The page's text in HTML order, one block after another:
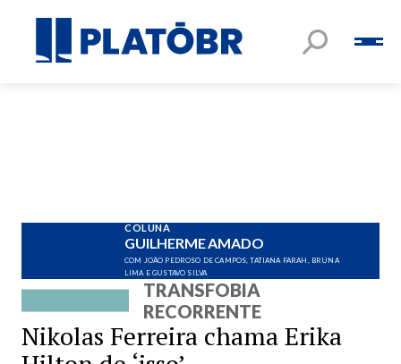
COLUNA
GUILHERME AMADO
COM JOÃO PEDROSO DE CAMPOS, TATIANA FARAH, BRUNA
LIMA E GUSTAVO SILVA
TRANSFOBIA
RECORRENTE
Nikolas Ferreira chama Erika